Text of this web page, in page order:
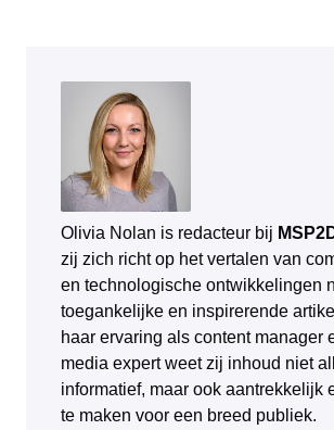
Olivia Nolan is redacteur bij
zij zich richt op het vertalen van
en technologische ontwikkelingen
toegankelijke en inspirerende
haar ervaring als content manager
media expert weet zij inhoud niet
informatief, maar ook aantrekkelijk
te maken voor een breed publiek.